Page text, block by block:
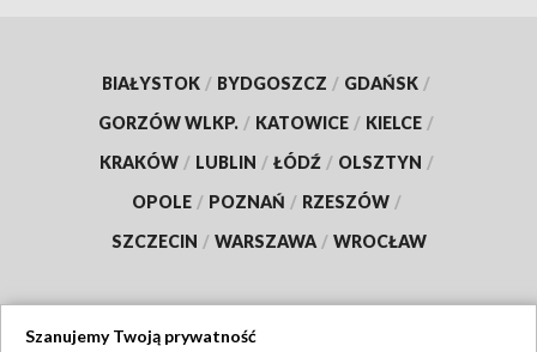
BIAŁYSTOK / BYDGOSZCZ / GDAŃSK /
GORZÓW WLKP. / KATOWICE / KIELCE /
KRAKÓW / LUBLIN / ŁÓDŹ / OLSZTYN /
OPOLE / POZNAŃ / RZESZÓW /
SZCZECIN / WARSZAWA / WROCŁAW
Szanujemy Twoją prywatność